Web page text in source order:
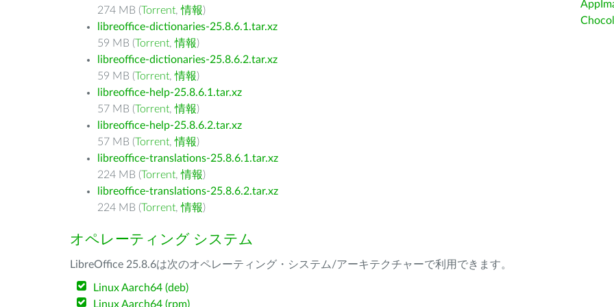
274 MB (Torrent,情報)
libreoffice-dictionaries-25.8.6.1.tar.xz
59 MB (Torrent,情報)
libreoffice-dictionaries-25.8.6.2.tar.xz
59 MB (Torrent,情報)
libreoffice-help-25.8.6.1.tar.xz
57 MB (Torrent,情報)
libreoffice-help-25.8.6.2.tar.xz
57 MB (Torrent,情報)
libreoffice-translations-25.8.6.1.tar.xz
224 MB (Torrent,情報)
libreoffice-translations-25.8.6.2.tar.xz
224 MB (Torrent,情報)
オペレーティング システム
LibreOffice 25.8.6は次のオペレーティング・システム/アーキテクチャーで利用できます。
Linux Aarch64 (deb)
Linux Aarch64 (rpm)